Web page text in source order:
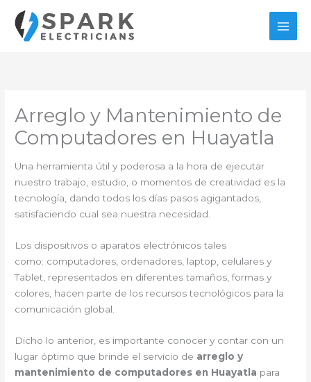
contenido
Arreglo y Mantenimiento de
Computadores en Huayatla
Una herramienta útil y poderosa a la hora de ejecutar
nuestro trabajo, estudio, o momentos de creatividad es la
tecnología, dando todos los días pasos agigantados,
satisfaciendo cual sea nuestra necesidad.
Los dispositivos o aparatos electrónicos tales
como: computadores, ordenadores, laptop, celulares y
Tablet, representados en diferentes tamaños, formas y
colores, hacen parte de los recursos tecnológicos para la
comunicación global.
Dicho lo anterior, es importante conocer y contar con un
lugar óptimo que brinde el servicio de arreglo y
mantenimiento de computadores en Huayatla para